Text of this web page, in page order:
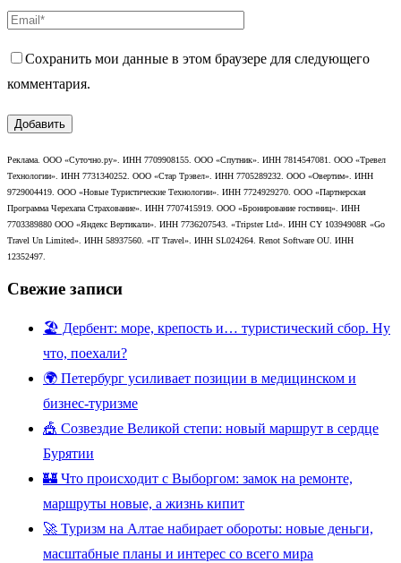
Сохранить мои данные в этом браузере для следующего
комментария.
Реклама. ООО «Суточно.ру». ИНН 7709908155. ООО «Спутник». ИНН 7814547081. ООО «Тревел
Технологии». ИНН 7731340252. ООО «Стар Трэвел». ИНН 7705289232. ООО «Овертим». ИНН
9729004419. ООО «Новые Туристические Технологии». ИНН 7724929270. ООО «Партнерская
Программа Черехапа Страхование». ИНН 7707415919. ООО «Бронирование гостиниц». ИНН
7703389880 ООО «Яндекс Вертикали». ИНН 7736207543. «Tripster Ltd». ИНН CY 10394908R «Go
Travel Un Limited». ИНН 58937560. «IT Travel». ИНН SL024264. Renot Software OU. ИНН
12352497.
Свежие записи
🏖️ Дербент: море, крепость и… туристический сбор. Ну
что, поехали?
🌍 Петербург усиливает позиции в медицинском и
бизнес-туризме
🎪 Созвездие Великой степи: новый маршрут в сердце
Бурятии
🏰 Что происходит с Выборгом: замок на ремонте,
маршруты новые, а жизнь кипит
🚀 Туризм на Алтае набирает обороты: новые деньги,
масштабные планы и интерес со всего мира